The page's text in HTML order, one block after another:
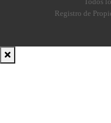
Registro de